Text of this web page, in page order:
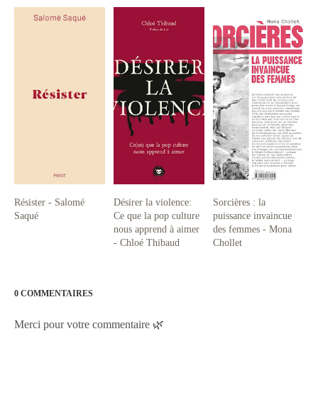
Résister - Salomé
Saqué
Désirer la violence:
Ce que la pop culture
nous apprend à aimer
- Chloé Thibaud
Sorcières : la
puissance invaincue
des femmes - Mona
Chollet
0 COMMENTAIRES
Merci pour votre commentaire 🌿